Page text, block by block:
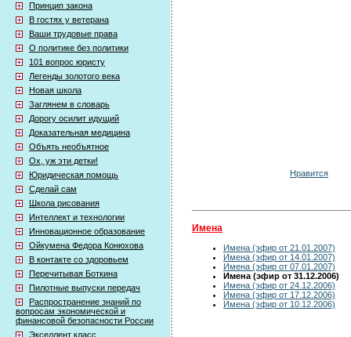
Принцип закона
В гостях у ветерана
Ваши трудовые права
О политике без политики
101 вопрос юристу
Легенды золотого века
Новая школа
Заглянем в словарь
Дорогу осилит идущий
Доказательная медицина
Объять необъятное
Ох, уж эти детки!
Юридическая помощь
Сделай сам
Школа рисования
Интеллект и технологии
Инновационное образование
Ойкумена Федора Конюхова
В контакте со здоровьем
Перечитывая Боткина
Пилотные выпуски передач
Распространение знаний по
вопросам экономической и
финансовой безопасности России
Экселлент класс
Нравится
Имена
Имена (эфир от 21.01.2007)
Имена (эфир от 14.01.2007)
Имена (эфир от 07.01.2007)
Имена (эфир от 31.12.2006)
Имена (эфир от 24.12.2006)
Имена (эфир от 17.12.2006)
Имена (эфир от 10.12.2006)